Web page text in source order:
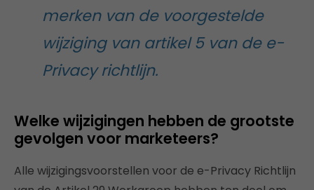
merken van de voorgestelde
wijziging van artikel 5 van de e-
Privacy richtlijn.
Welke wijzigingen hebben de grootste
gevolgen voor marketeers?
Alle wijzigingsvoorstellen voor de e-Privacy Richtlijn